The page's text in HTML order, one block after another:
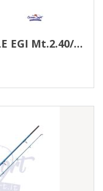
TRABUCCO PULSE SPECIALE EGI Mt.2.40/2.5-3.5 (10/30GR)